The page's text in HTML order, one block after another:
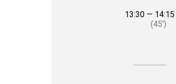
13:30 — 14:15
(45′)